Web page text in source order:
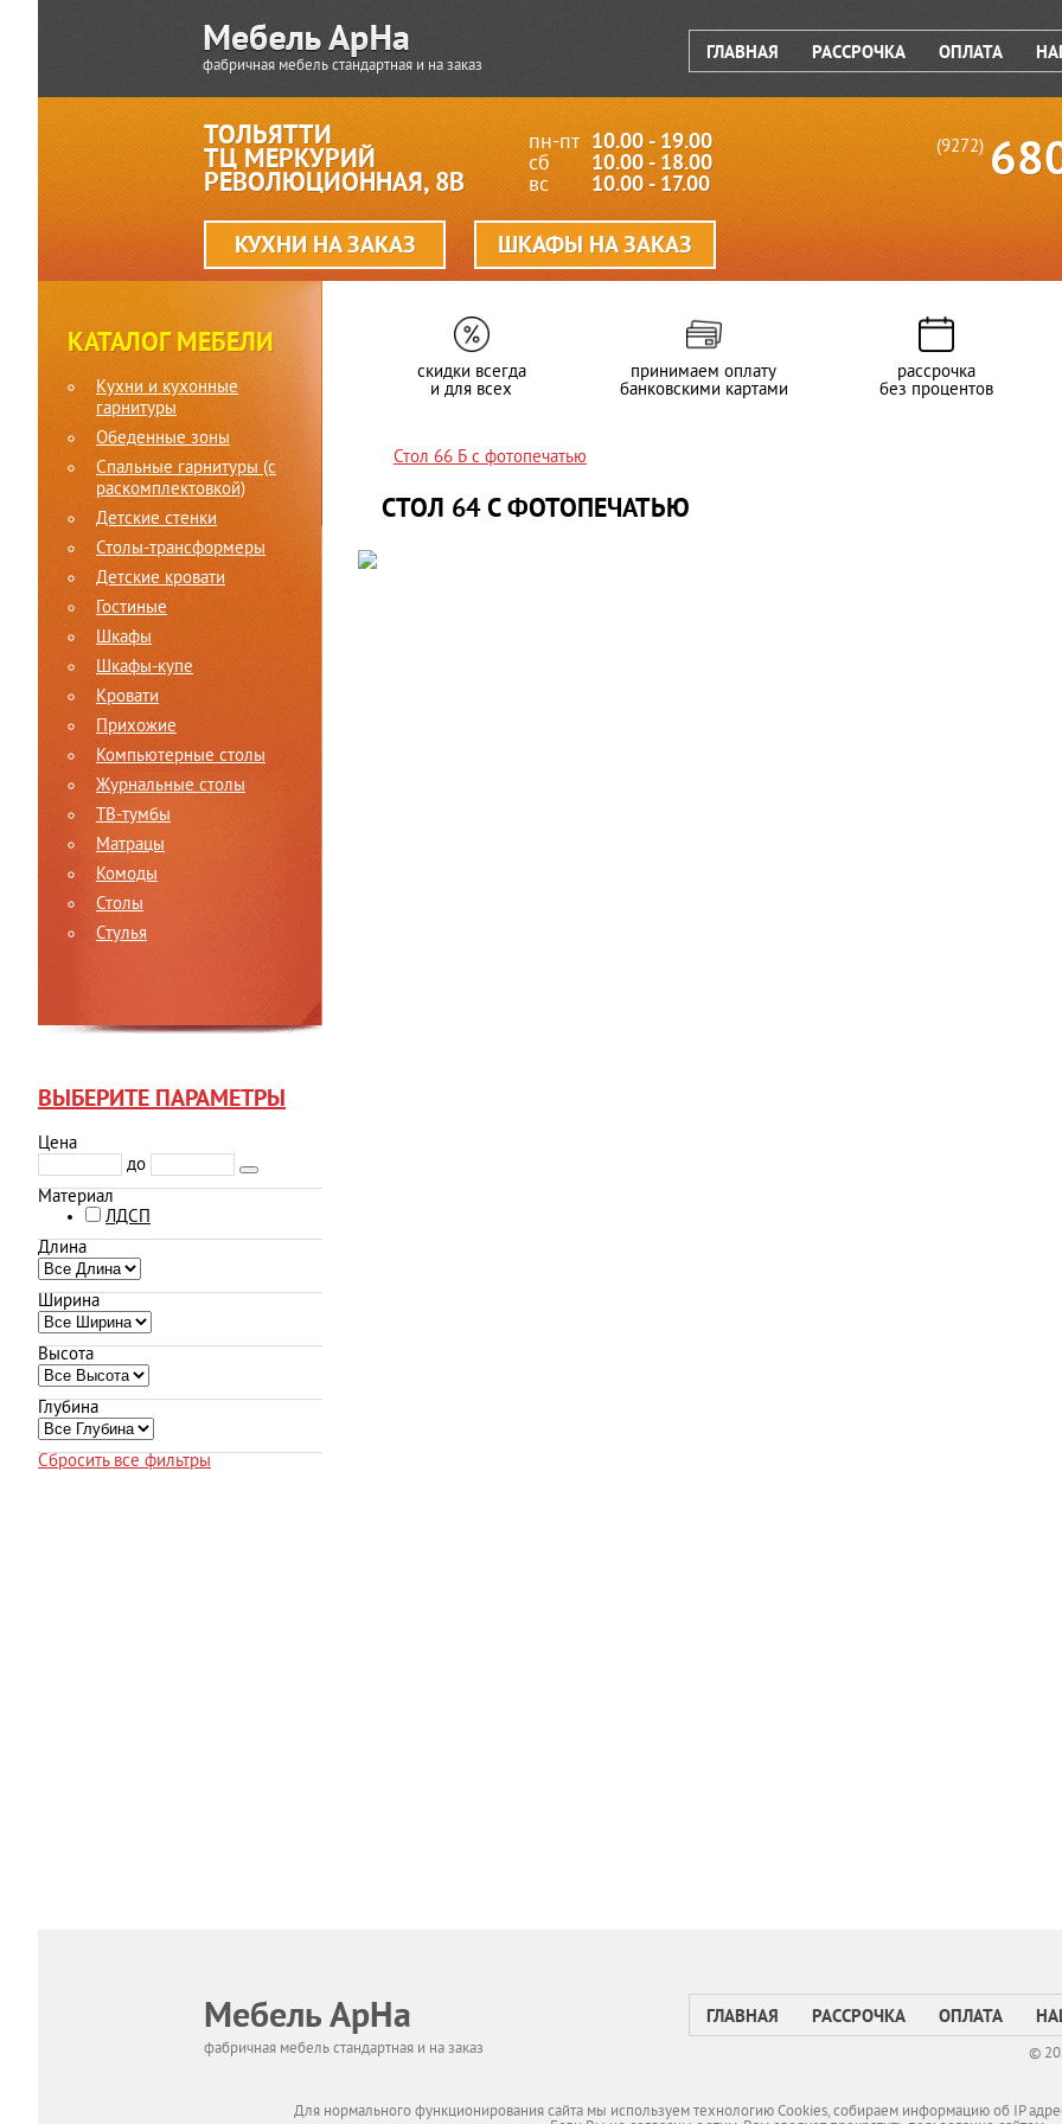
фабричная мебель стандартная и на заказ
ГЛАВНАЯ РАССРОЧКА ОПЛАТА
(9272)
ТОЛЬЯТТИ
ТЦ МЕРКУРИЙ
РЕВОЛЮЦИОННАЯ, 8В
пн-пт 10.00 - 19.00
сб 10.00 - 18.00
вс 10.00 - 17.00
КУХНИ НА ЗАКАЗ ШКАФЫ НА ЗАКАЗ
КАТАЛОГ МЕБЕЛИ
Кухни и кухонные
гарнитуры
Обеденные зоны
Спальные гарнитуры (c
раскомплектовкой)
Детские стенки
Столы-трансформеры
Детские кровати
Гостиные
Шкафы
Шкафы-купе
Кровати
Прихожие
Компьютерные столы
Журнальные столы
ТВ-тумбы
Матрацы
Комоды
Столы
Стулья
ВЫБЕРИТЕ ПАРАМЕТРЫ
Цена
до
Материал
ЛДСП
Длина
Ширина
Высота
Глубина
Сбросить все фильтры
скидки всегда
и для всех
принимаем оплату
банковскими картами
рассрочка
без процентов
Стол 66 Б с фотопечатью
СТОЛ 64 С ФОТОПЕЧАТЬЮ
Мебель АрНа
фабричная мебель стандартная и на заказ
ГЛАВНАЯ РАССРОЧКА ОПЛАТА
©
Для нормального функционирования сайта мы используем технологию Cookies, собираем информацию об IP